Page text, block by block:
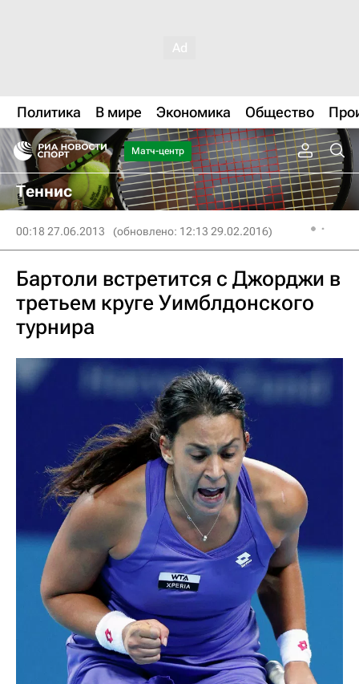
Политика В мире Экономика Общество
Матч-центр
Теннис
00:18 27.06.2013 (обновлено: 12:13 29.02.2016)
Бартоли встретится с Джорджи в
третьем круге Уимблдонского
турнира